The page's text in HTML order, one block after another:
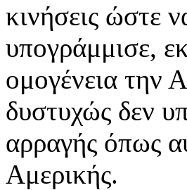
κινήσεις ώστε
υπογράμμισε,
ομογένεια την
δυστυχώς δεν
αρραγής όπως
Αμερικής.